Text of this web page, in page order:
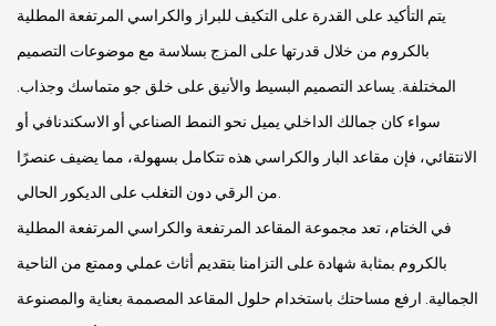
يتم التأكيد على القدرة على التكيف للبراز والكراسي المرتفعة المطلية
بالكروم من خلال قدرتها على المزج بسلاسة مع موضوعات التصميم
المختلفة. يساعد التصميم البسيط والأنيق على خلق جو متماسك وجذاب.
سواء كان جمالك الداخلي يميل نحو النمط الصناعي أو الاسكندنافي أو
الانتقائي، فإن مقاعد البار والكراسي هذه تتكامل بسهولة، مما يضيف عنصرًا
في الختام، تعد مجموعة المقاعد المرتفعة والكراسي المرتفعة المطلية
بالكروم بمثابة شهادة على التزامنا بتقديم أثاث عملي وممتع من الناحية
الجمالية. ارفع مساحتك باستخدام حلول المقاعد المصممة بعناية والمصنوعة